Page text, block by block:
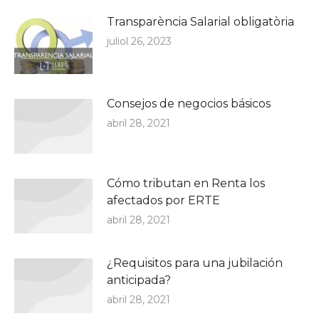
Transparència Salarial obligatòria
juliol 26, 2023
Consejos de negocios básicos
abril 28, 2021
Cómo tributan en Renta los
afectados por ERTE
abril 28, 2021
¿Requisitos para una jubilación
anticipada?
abril 28, 2021